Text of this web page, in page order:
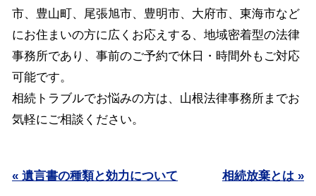
市、豊山町、尾張旭市、豊明市、大府市、東海市など
にお住まいの方に広くお応えする、地域密着型の法律
事務所であり、事前のご予約で休日・時間外もご対応
可能です。
相続トラブルでお悩みの方は、山根法律事務所までお
気軽にご相談ください。
« 遺言書の種類と効力について 相続放棄とは »